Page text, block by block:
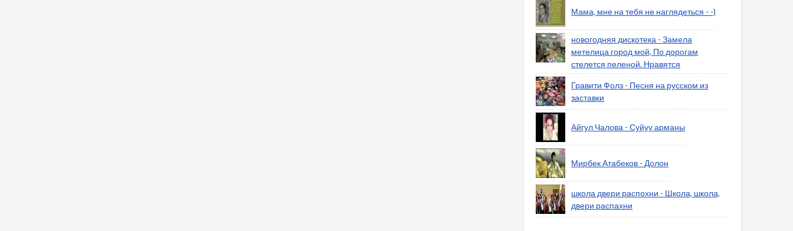
Мама, мне на тебя не наглядеться - -)
новогодняя дискотека - Замела
метелица город мой, По дорогам
стелется пеленой. Нравятся
Гравити Фолз - Песня на русском из
заставки
Айгул Чалова - Суйуу арманы
Мирбек Атабеков - Долон
школа двери распохни - Школа, школа,
двери распахни